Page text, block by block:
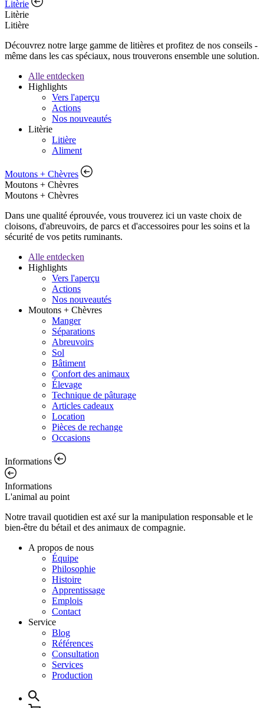
Litèrie
Litèrie
Litière
Découvrez notre large gamme de litières et profitez de nos conseils -
même dans les cas spéciaux, nous trouverons ensemble une solution.
Alle entdecken
Highlights
Vers l'aperçu
Actions
Nos nouveautés
Litèrie
Litière
Aliment
Moutons + Chèvres
Moutons + Chèvres
Moutons + Chèvres
Dans une qualité éprouvée, vous trouverez ici un vaste choix de
cloisons, d'abreuvoirs, de parcs et d'accessoires pour les soins et la
sécurité de vos petits ruminants.
Alle entdecken
Highlights
Vers l'aperçu
Actions
Nos nouveautés
Moutons + Chèvres
Manger
Séparations
Abreuvoirs
Sol
Bâtiment
Confort des animaux
Élevage
Technique de pâturage
Articles cadeaux
Location
Pièces de rechange
Occasions
Informations
Informations
L'animal au point
Notre travail quotidien est axé sur la manipulation responsable et le
bien-être du bétail et des animaux de compagnie.
A propos de nous
Équipe
Philosophie
Histoire
Apprentissage
Emplois
Contact
Service
Blog
Références
Consultation
Services
Production